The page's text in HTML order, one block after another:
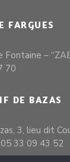
FARGUES
Fontaine –
70
DE BAZAS
3, lieu dit
33 09 43 52